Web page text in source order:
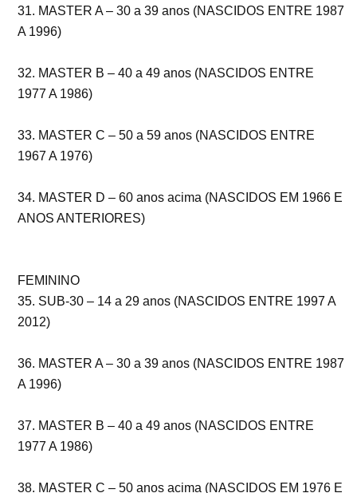
31. MASTER A – 30 a 39 anos (NASCIDOS ENTRE 1987
A 1996)
32. MASTER B – 40 a 49 anos (NASCIDOS ENTRE
1977 A 1986)
33. MASTER C – 50 a 59 anos (NASCIDOS ENTRE
1967 A 1976)
34. MASTER D – 60 anos acima (NASCIDOS EM 1966 E
ANOS ANTERIORES)
FEMININO
35. SUB-30 – 14 a 29 anos (NASCIDOS ENTRE 1997 A
2012)
36. MASTER A – 30 a 39 anos (NASCIDOS ENTRE 1987
A 1996)
37. MASTER B – 40 a 49 anos (NASCIDOS ENTRE
1977 A 1986)
38. MASTER C – 50 anos acima (NASCIDOS EM 1976 E